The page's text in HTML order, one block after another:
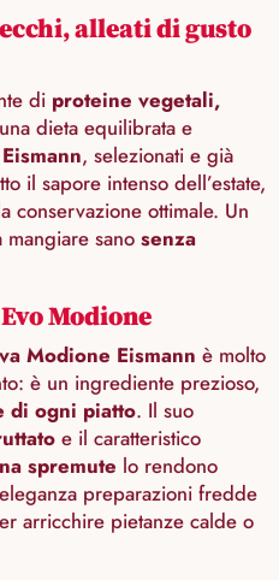
alleati di gusto
di proteine vegetali,
dieta equilibrata e
, selezionati e già
il sapore intenso dell’estate,
conservazione ottimale. Un
sano senza
Modione
Modione Eismann è molto
è un ingrediente prezioso,
di ogni piatto. Il suo
e il caratteristico
spremute lo rendono
preparazioni fredde
arricchire pietanze calde o